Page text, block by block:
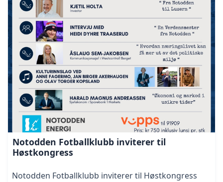
Notodden Fotballklubb inviterer til
Høstkongress
Notodden Fotballklubb inviterer til Høstkongress